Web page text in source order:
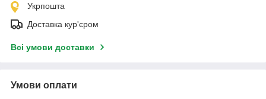
Укрпошта
Доставка кур'єром
Всі умови доставки
Умови оплати